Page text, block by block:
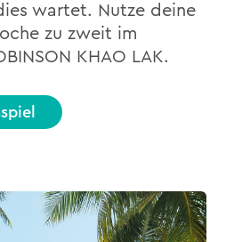
wartet. Nutze deine
zu zweit im
KHAO LAK.